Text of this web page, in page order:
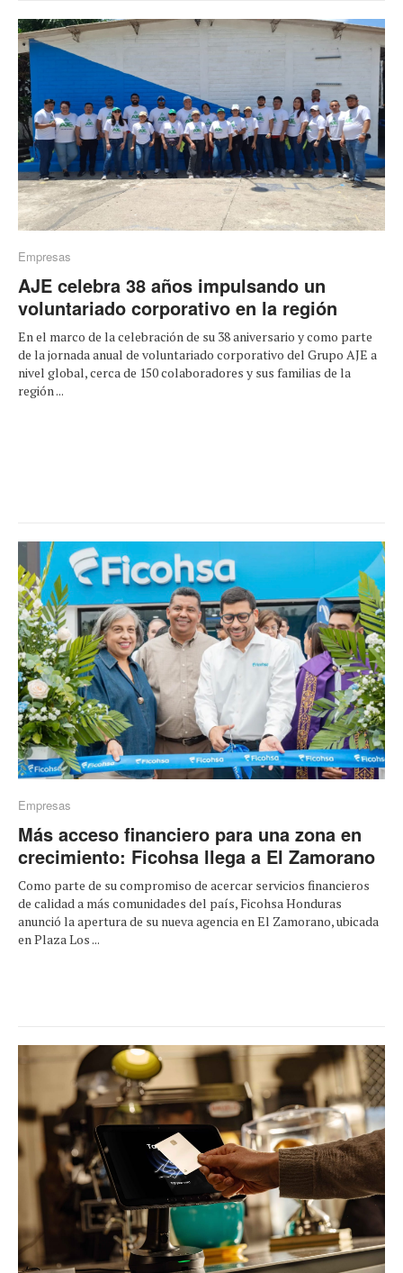
Empresas
AJE celebra 38 años impulsando un
voluntariado corporativo en la región
En el marco de la celebración de su 38 aniversario y como parte
de la jornada anual de voluntariado corporativo del Grupo AJE a
nivel global, cerca de 150 colaboradores y sus familias de la
región ...
Empresas
Más acceso financiero para una zona en
crecimiento: Ficohsa llega a El Zamorano
Como parte de su compromiso de acercar servicios financieros
de calidad a más comunidades del país, Ficohsa Honduras
anunció la apertura de su nueva agencia en El Zamorano, ubicada
en Plaza Los ...